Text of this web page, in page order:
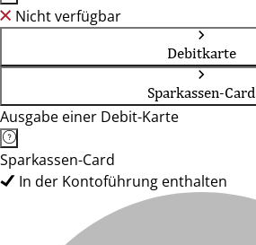
Nicht verfügbar
Debitkarte
Sparkassen-Card
Ausgabe einer Debit-Karte
Sparkassen-Card
In der Kontoführung enthalten